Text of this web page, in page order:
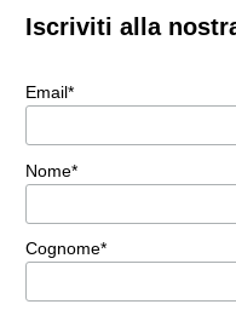
Iscriviti alla
Email*
Nome*
Cognome*